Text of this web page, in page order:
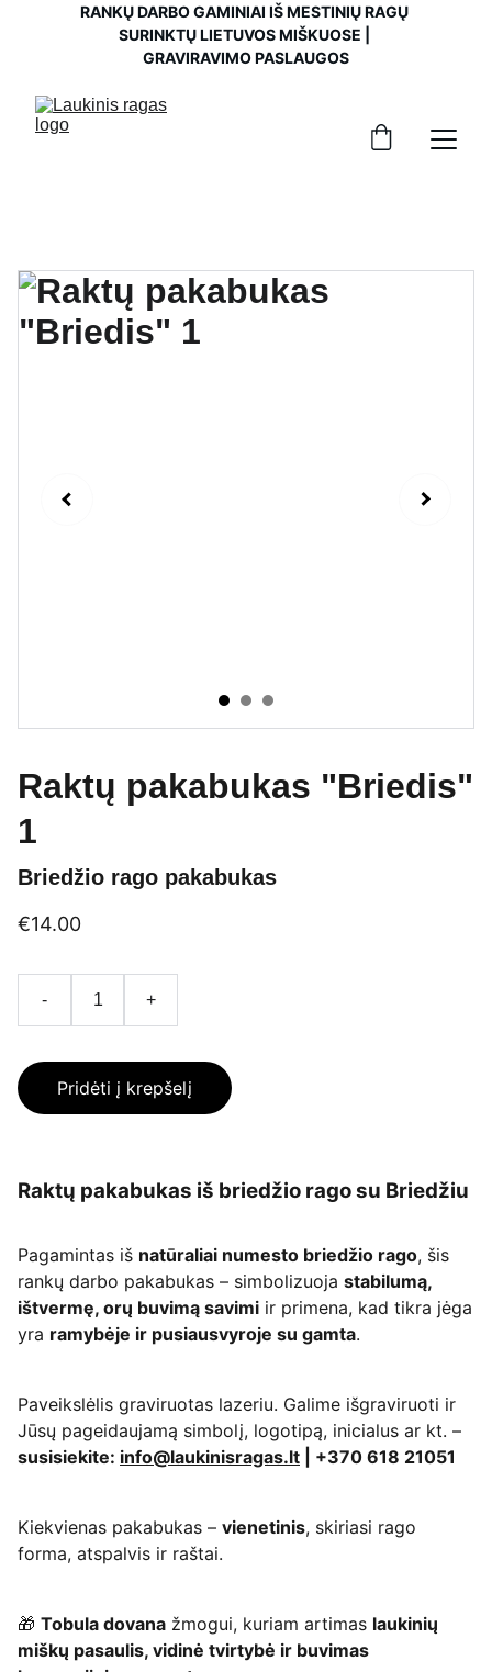
RANKŲ DARBO GAMINIAI IŠ MESTINIŲ RAGŲ
SURINKTŲ LIETUVOS MIŠKUOSE |
GRAVIRAVIMO PASLAUGOS
Raktų pakabukas "Briedis"
1
Briedžio rago pakabukas
€14.00
- +
Pridėti į krepšelį
Raktų pakabukas iš briedžio rago su Briedžiu
Pagamintas iš natūraliai numesto briedžio rago, šis
rankų darbo pakabukas – simbolizuoja stabilumą,
ištvermę, orų buvimą savimi ir primena, kad tikra jėga
yra ramybėje ir pusiausvyroje su gamta.
Paveikslėlis graviruotas lazeriu. Galime išgraviruoti ir
Jūsų pageidaujamą simbolį, logotipą, inicialus ar kt. –
susisiekite: info@laukinisragas.lt | +370 618 21051
Kiekvienas pakabukas – vienetinis, skiriasi rago
forma, atspalvis ir raštai.
🎁 Tobula dovana žmogui, kuriam artimas laukinių
miškų pasaulis, vidinė tvirtybė ir buvimas